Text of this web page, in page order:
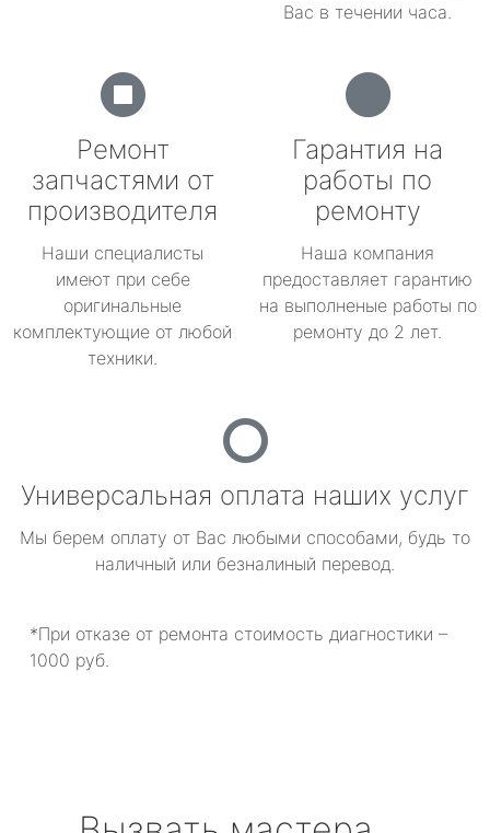
Вас в течении часа.
Ремонт
запчастями от
производителя
Наши специалисты
имеют при себе
оригинальные
комплектующие от любой
техники.
Гарантия на
работы по
ремонту
Наша компания
предоставляет гарантию
на выполненые работы по
ремонту до 2 лет.
Универсальная оплата наших услуг
Мы берем оплату от Вас любыми способами, будь то
наличный или безналиный перевод.
*При отказе от ремонта стоимость диагностики –
1000 руб.